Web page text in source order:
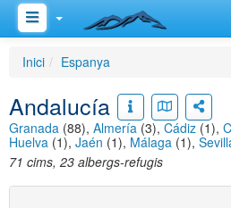
Inici Espanya
Andalucía
Granada (88), Almería (3), Cádiz (1),
Huelva (1), Jaén (1), Málaga (1),
71 cims, 23 albergs-refugis